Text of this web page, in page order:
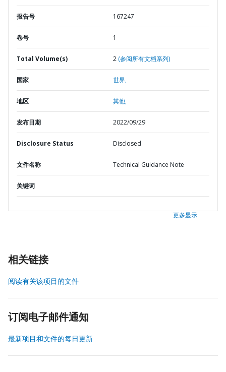
报告号 167247
卷号 1
Total Volume(s) 2 (参阅所有文档系列)
国家 世界,
地区 其他,
发布日期 2022/09/29
Disclosure Status Disclosed
文件名称 Technical Guidance Note
关键词
更多显示
相关链接
阅读有关该项目的文件
订阅电子邮件通知
最新项目和文件的每日更新